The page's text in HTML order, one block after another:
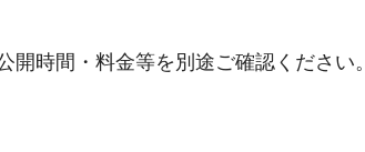
時間・料金等を別途ご確認ください。